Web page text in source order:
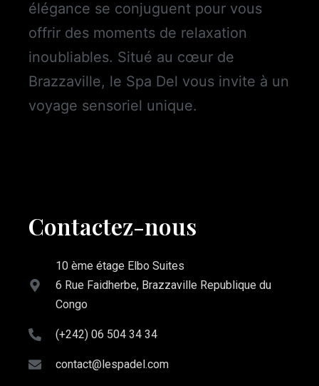
élégance se conjuguent pour vous
offrir des moments de relaxation
inoubliables. Situé au cœur de
Brazzaville, le Spa Del vous invite à un
voyage sensoriel unique.
Contactez-nous
10 ème étage Elbo Suites
6 Rue Faidherbe, Brazzaville Republique du
Congo
(+242) 06 504 34 34
contact@lespadel.com